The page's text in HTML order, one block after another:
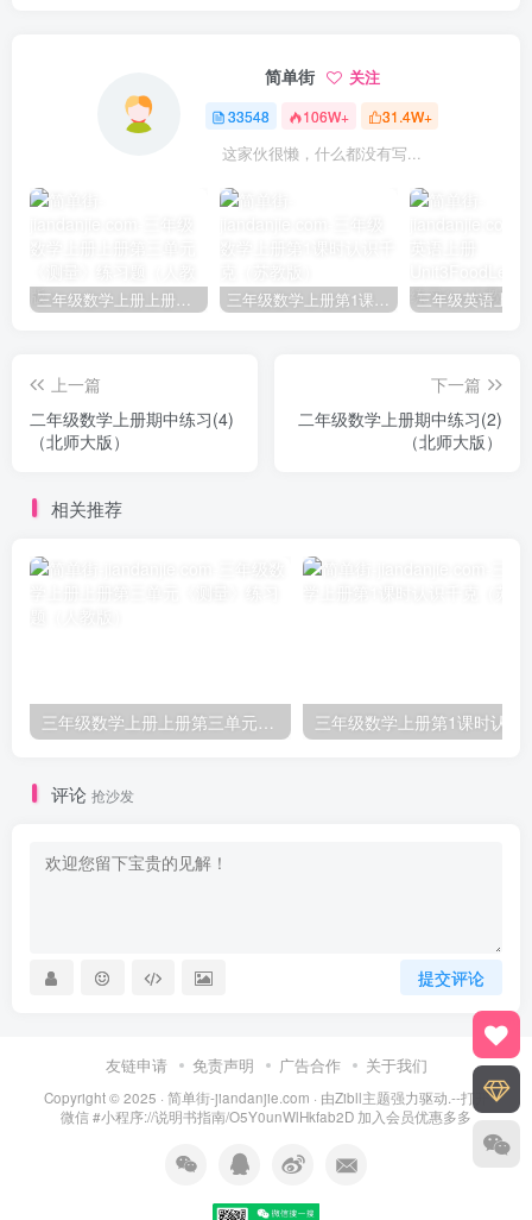
简单街 关注
33548 106W+ 31.4W+
这家伙很懒，什么都没有写...
上一篇
二年级数学上册期中练习(4)
（北师大版）
下一篇
二年级数学上册期中练习(2)
（北师大版）
相关推荐
评论 抢沙发
提交评论
友链申请 免责声明 广告合作 关于我们
Copyright © 2025 · 简单街-jiandanjie.com · 由Zibll主题强力驱动.--打开
微信 #小程序://说明书指南/O5Y0unWlHkfab2D 加入会员优惠多多